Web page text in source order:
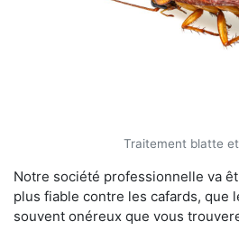
Traitement blatte
Notre société professionnelle va
plus fiable contre les cafards, que
souvent onéreux que vous